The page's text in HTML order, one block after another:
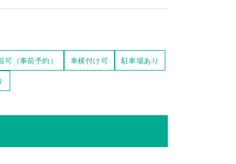
可（事前予約） 車横付け可
駐車場あり